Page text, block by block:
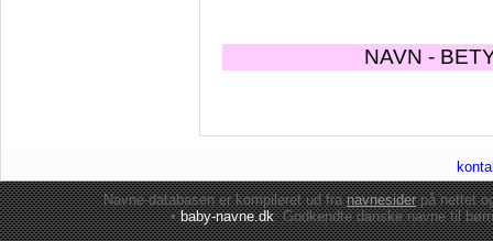
NAVN -
Navne-databasen er kompileret ud franavnesiderpå nettet
•baby-navne.dk: Godkendte danskenavne til børn